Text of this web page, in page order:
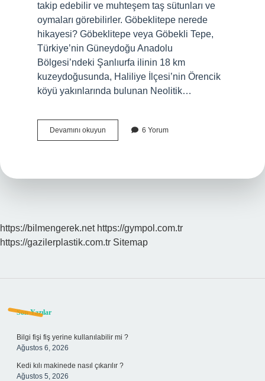
takip edebilir ve muhteşem taş sütunları ve
oymaları görebilirler. Göbeklitepe nerede
hikayesi? Göbeklitepe veya Göbekli Tepe,
Türkiye’nin Güneydoğu Anadolu
Bölgesi’ndeki Şanlıurfa ilinin 18 km
kuzeydoğusunda, Haliliye İlçesi’nin Örencik
köyü yakınlarında bulunan Neolitik…
Devamını okuyun Göbeklitepe
Doğum
6 Yorum
https://bilmengerek.net https://gympol.com.tr
https://gazilerplastik.com.tr Sitemap
Sidebar
Son Yazılar
Bilgi fişi fiş yerine kullanılabilir mi ?
Ağustos 6, 2026
Kedi kılı makinede nasıl çıkarılır ?
Ağustos 5, 2026